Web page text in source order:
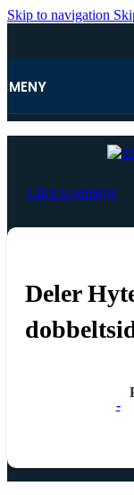
Skip to navigation
MENY
Hjem
Click to enlarge
Deler
-